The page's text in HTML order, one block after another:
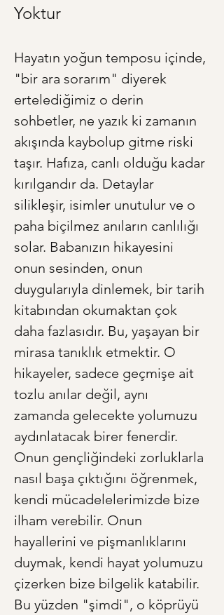
Yoktur
Hayatın yoğun temposu içinde,
"bir ara sorarım" diyerek
ertelediğimiz o derin
sohbetler, ne yazık ki zamanın
akışında kaybolup gitme riski
taşır. Hafıza, canlı olduğu kadar
kırılgandır da. Detaylar
silikleşir, isimler unutulur ve o
paha biçilmez anıların canlılığı
solar. Babanızın hikayesini
onun sesinden, onun
duygularıyla dinlemek, bir tarih
kitabından okumaktan çok
daha fazlasıdır. Bu, yaşayan bir
mirasa tanıklık etmektir. O
hikayeler, sadece geçmişe ait
tozlu anılar değil, aynı
zamanda gelecekte yolumuzu
aydınlatacak birer fenerdir.
Onun gençliğindeki zorluklarla
nasıl başa çıktığını öğrenmek,
kendi mücadelelerimizde bize
ilham verebilir. Onun
hayallerini ve pişmanlıklarını
duymak, kendi hayat yolumuzu
çizerken bize bilgelik katabilir.
Bu yüzden "şimdi", o köprüyü